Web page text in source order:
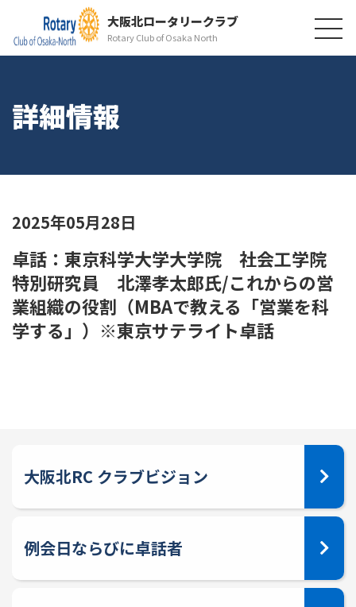
大阪北ロータリークラブ
Rotary Club of Osaka North
詳細情報
2025年05月28日
卓話：東京科学大学大学院 社会工学院
特別研究員 北澤孝太郎氏/これからの営
業組織の役割（MBAで教える「営業を科
学する」）※東京サテライト卓話
大阪北RC クラブビジョン
例会日ならびに卓話者